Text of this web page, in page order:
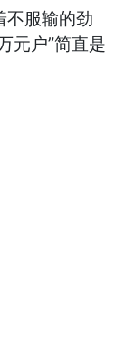
不服输的劲
元户”简直是